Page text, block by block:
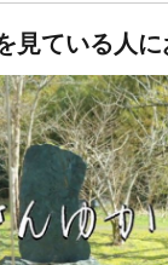
見ている人